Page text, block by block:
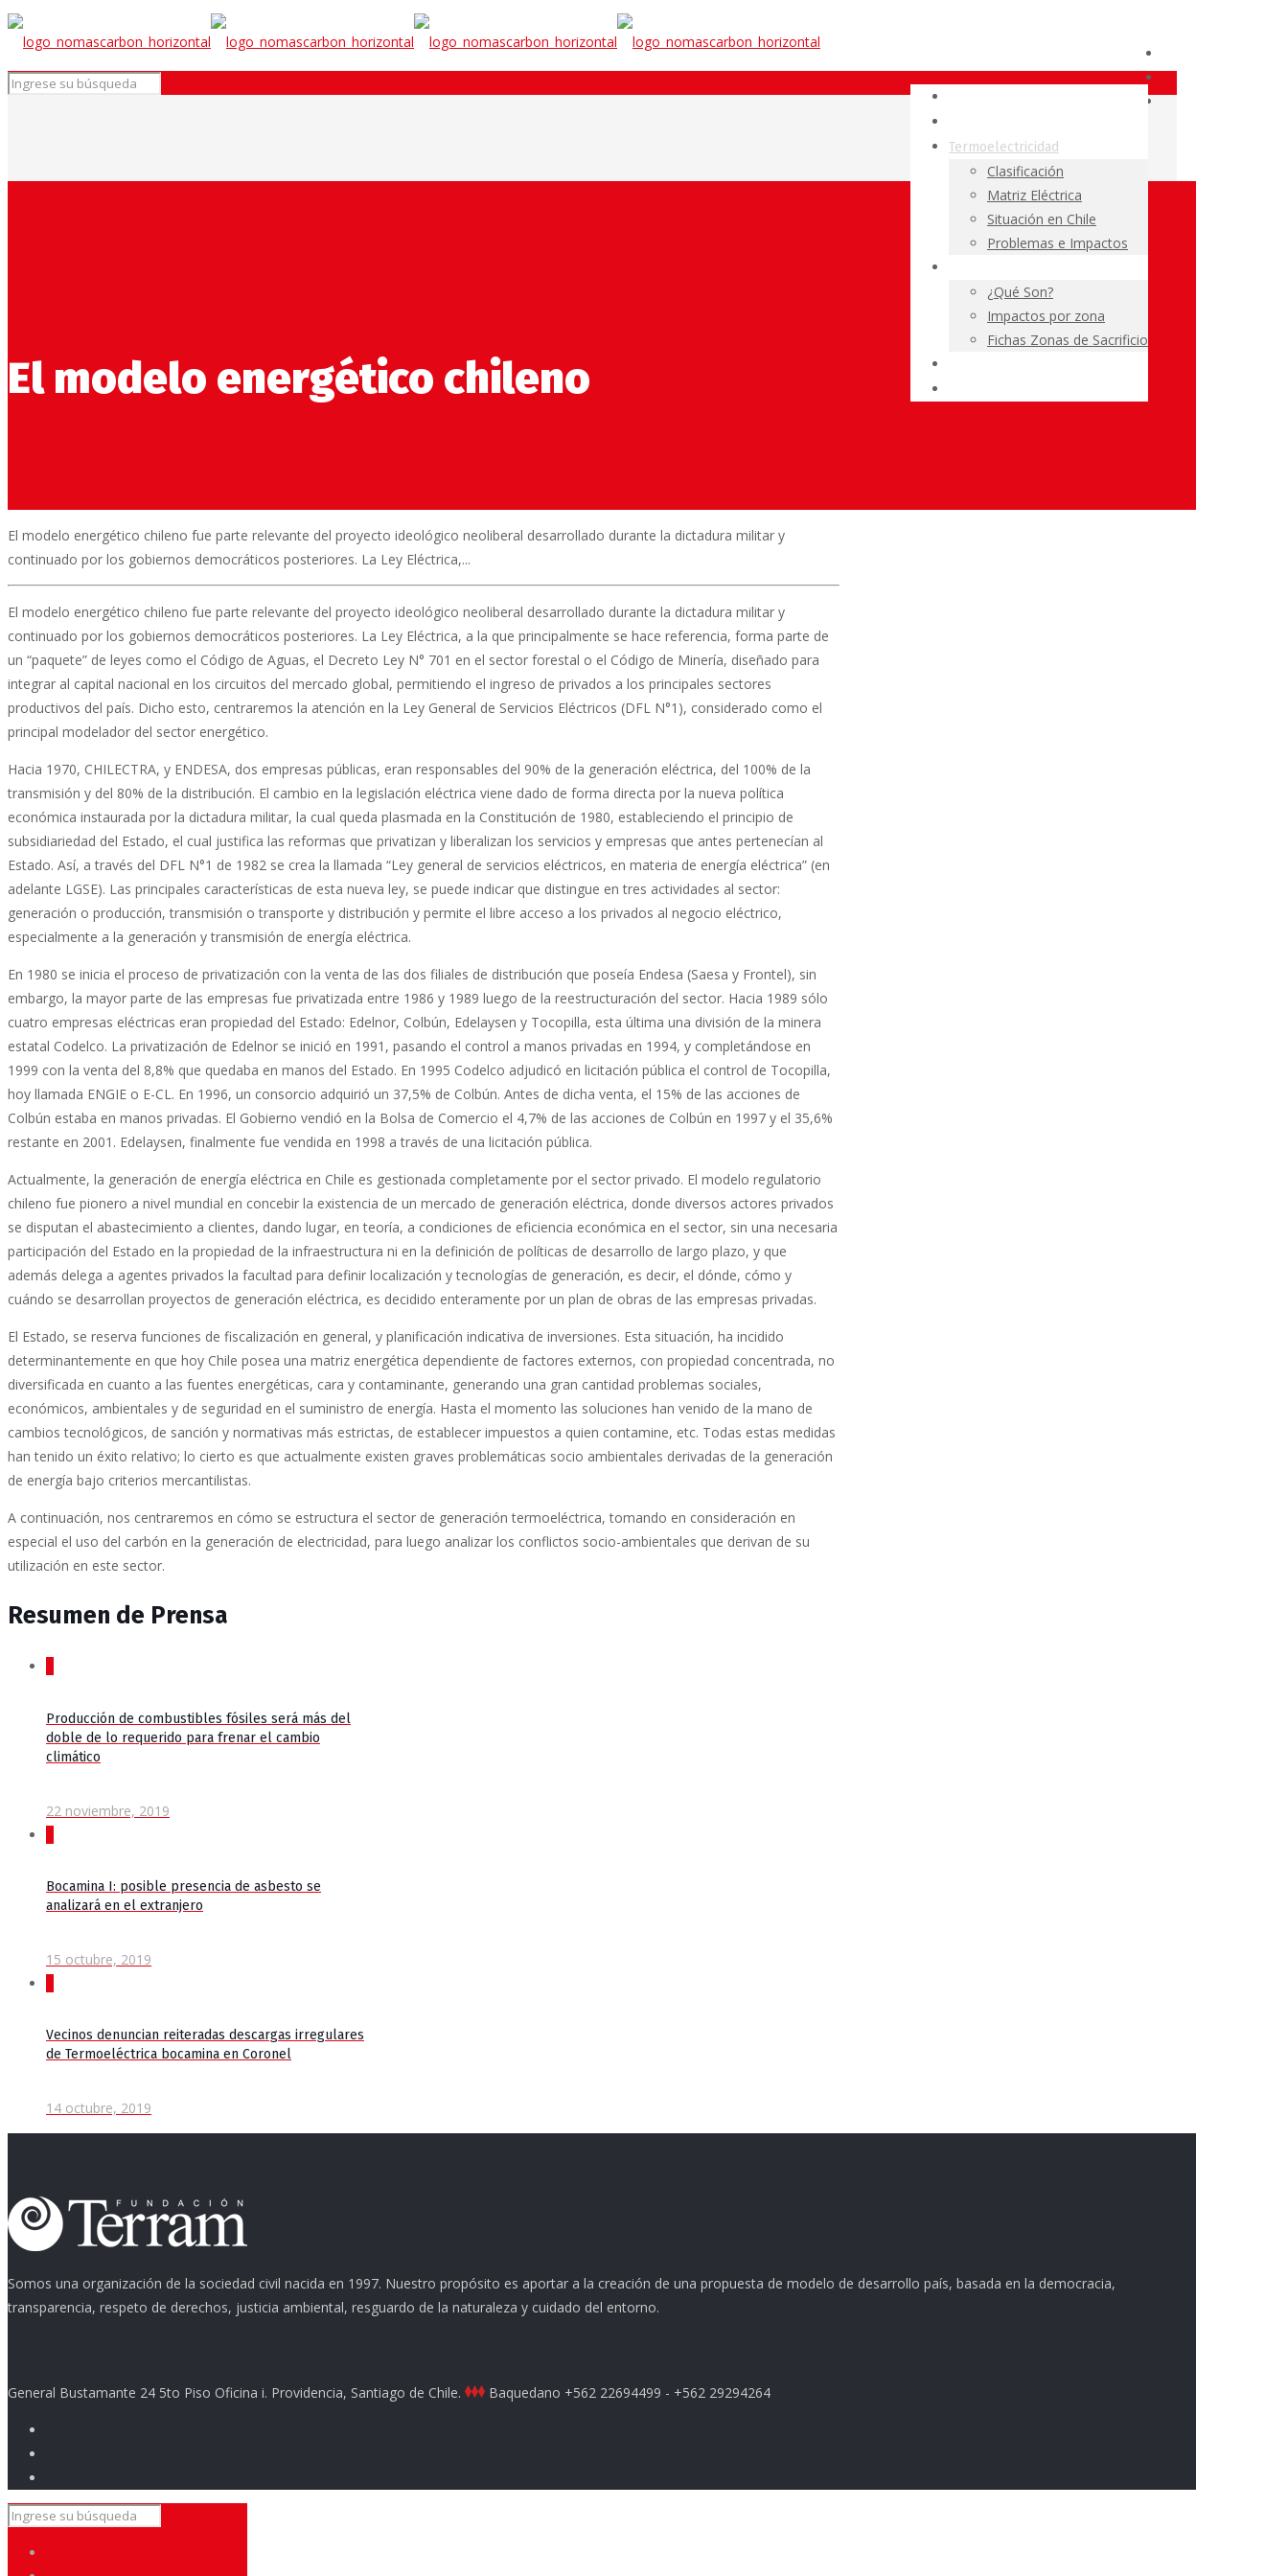
Termoelectricidad
Clasificación
Matriz Eléctrica
Situación en Chile
Problemas e Impactos
¿Qué Son?
Impactos por zona
Fichas Zonas de Sacrificio
El modelo energético chileno
El modelo energético chileno fue parte relevante del proyecto ideológico neoliberal desarrollado durante la dictadura militar y
continuado por los gobiernos democráticos posteriores. La Ley Eléctrica,...
El modelo energético chileno fue parte relevante del proyecto ideológico neoliberal desarrollado durante la dictadura militar y
continuado por los gobiernos democráticos posteriores. La Ley Eléctrica, a la que principalmente se hace referencia, forma parte de
un “paquete” de leyes como el Código de Aguas, el Decreto Ley N° 701 en el sector forestal o el Código de Minería, diseñado para
integrar al capital nacional en los circuitos del mercado global, permitiendo el ingreso de privados a los principales sectores
productivos del país. Dicho esto, centraremos la atención en la Ley General de Servicios Eléctricos (DFL N°1), considerado como el
principal modelador del sector energético.
Hacia 1970, CHILECTRA, y ENDESA, dos empresas públicas, eran responsables del 90% de la generación eléctrica, del 100% de la
transmisión y del 80% de la distribución. El cambio en la legislación eléctrica viene dado de forma directa por la nueva política
económica instaurada por la dictadura militar, la cual queda plasmada en la Constitución de 1980, estableciendo el principio de
subsidiariedad del Estado, el cual justifica las reformas que privatizan y liberalizan los servicios y empresas que antes pertenecían al
Estado. Así, a través del DFL N°1 de 1982 se crea la llamada “Ley general de servicios eléctricos, en materia de energía eléctrica” (en
adelante LGSE). Las principales características de esta nueva ley, se puede indicar que distingue en tres actividades al sector:
generación o producción, transmisión o transporte y distribución y permite el libre acceso a los privados al negocio eléctrico,
especialmente a la generación y transmisión de energía eléctrica.
En 1980 se inicia el proceso de privatización con la venta de las dos filiales de distribución que poseía Endesa (Saesa y Frontel), sin
embargo, la mayor parte de las empresas fue privatizada entre 1986 y 1989 luego de la reestructuración del sector. Hacia 1989 sólo
cuatro empresas eléctricas eran propiedad del Estado: Edelnor, Colbún, Edelaysen y Tocopilla, esta última una división de la minera
estatal Codelco. La privatización de Edelnor se inició en 1991, pasando el control a manos privadas en 1994, y completándose en
1999 con la venta del 8,8% que quedaba en manos del Estado. En 1995 Codelco adjudicó en licitación pública el control de Tocopilla,
hoy llamada ENGIE o E-CL. En 1996, un consorcio adquirió un 37,5% de Colbún. Antes de dicha venta, el 15% de las acciones de
Colbún estaba en manos privadas. El Gobierno vendió en la Bolsa de Comercio el 4,7% de las acciones de Colbún en 1997 y el 35,6%
restante en 2001. Edelaysen, finalmente fue vendida en 1998 a través de una licitación pública.
Actualmente, la generación de energía eléctrica en Chile es gestionada completamente por el sector privado. El modelo regulatorio
chileno fue pionero a nivel mundial en concebir la existencia de un mercado de generación eléctrica, donde diversos actores privados
se disputan el abastecimiento a clientes, dando lugar, en teoría, a condiciones de eficiencia económica en el sector, sin una necesaria
participación del Estado en la propiedad de la infraestructura ni en la definición de políticas de desarrollo de largo plazo, y que
además delega a agentes privados la facultad para definir localización y tecnologías de generación, es decir, el dónde, cómo y
cuándo se desarrollan proyectos de generación eléctrica, es decidido enteramente por un plan de obras de las empresas privadas.
El Estado, se reserva funciones de fiscalización en general, y planificación indicativa de inversiones. Esta situación, ha incidido
determinantemente en que hoy Chile posea una matriz energética dependiente de factores externos, con propiedad concentrada, no
diversificada en cuanto a las fuentes energéticas, cara y contaminante, generando una gran cantidad problemas sociales,
económicos, ambientales y de seguridad en el suministro de energía. Hasta el momento las soluciones han venido de la mano de
cambios tecnológicos, de sanción y normativas más estrictas, de establecer impuestos a quien contamine, etc. Todas estas medidas
han tenido un éxito relativo; lo cierto es que actualmente existen graves problemáticas socio ambientales derivadas de la generación
de energía bajo criterios mercantilistas.
A continuación, nos centraremos en cómo se estructura el sector de generación termoeléctrica, tomando en consideración en
especial el uso del carbón en la generación de electricidad, para luego analizar los conflictos socio-ambientales que derivan de su
utilización en este sector.
Resumen de Prensa
Producción de combustibles fósiles será más del
doble de lo requerido para frenar el cambio
climático
22 noviembre, 2019
Bocamina I: posible presencia de asbesto se
analizará en el extranjero
15 octubre, 2019
Vecinos denuncian reiteradas descargas irregulares
de Termoeléctrica bocamina en Coronel
14 octubre, 2019
Somos una organización de la sociedad civil nacida en 1997. Nuestro propósito es aportar a la creación de una propuesta de modelo de desarrollo país, basada en la democracia,
transparencia, respeto de derechos, justicia ambiental, resguardo de la naturaleza y cuidado del entorno.
General Bustamante 24 5to Piso Oficina i. Providencia, Santiago de Chile. Baquedano +562 22694499 - +562 29294264